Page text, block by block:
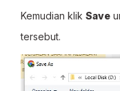
Kemudian klik Save
tersebut.